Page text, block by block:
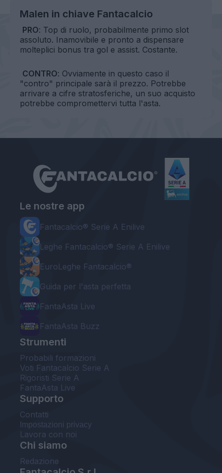
Malen in chiave Fantacalcio
PRO: Top di ruolo, probabilmente primo slot
assoluto. Inamovibile e pronto a dispensare
molteplici bonus tra gol e assist. Costante.
CONTRO: Ovviamente in questo caso il
"contro" principale sarà il prezzo. Potrebbe
arrivare a cifre stratosferiche, un suo acquisto
potrebbe compromettervi tutta l'asta.
Le nostre app
Fantacalcio® Serie A Enilive
Leghe Fantacalcio® Serie A Enilive
EuroLeghe Fantacalcio®
Guida per l'asta perfetta
FantaAsta Live
FantaAsta Buzz
Strumenti
Probabili formazioni
Voti Fantacalcio Serie A
Rigoristi Serie A
FantaAsta Live
Supporto
Contatti
Impostazioni privacy
Lavora con noi
Chi siamo
Redazione